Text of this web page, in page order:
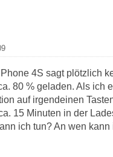
4S sagt plötzlich
80 % geladen. Als ich
auf irgendeinen
15 Minuten in der
ich tun? An wen